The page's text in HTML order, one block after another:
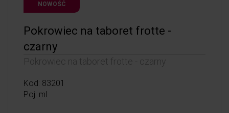
NOWOŚĆ
Pokrowiec na taboret frotte -
czarny
Pokrowiec na taboret frotte - czarny
Kod: 83201
Poj: ml